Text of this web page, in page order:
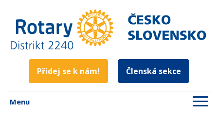
Přidej se k nám! Členská sekce
Menu